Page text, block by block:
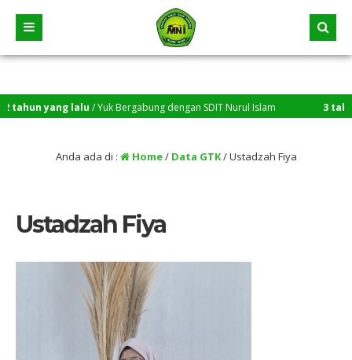
yang lalu / Yuk Bergabung dengan SDIT Nurul Islam 3 tahun
Anda ada di : Home/ Data GTK/Ustadzah Fiya
Ustadzah Fiya